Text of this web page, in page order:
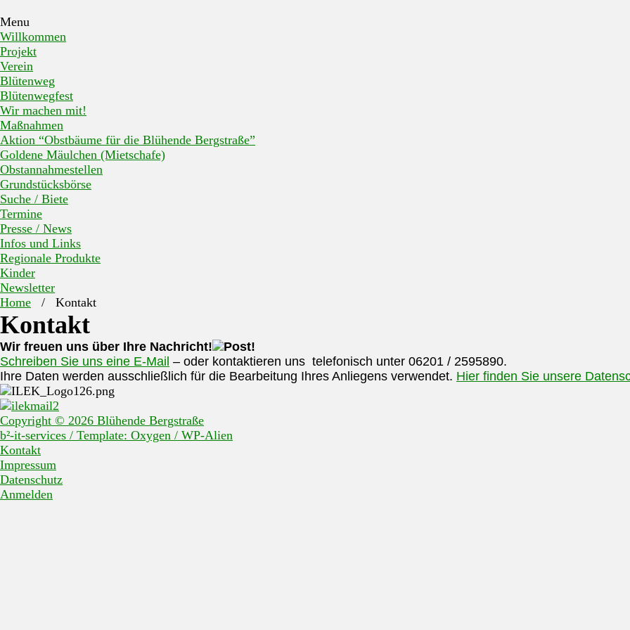
Menu
Willkommen
Projekt
Verein
Blütenweg
Blütenwegfest
Wir machen mit!
Maßnahmen
Aktion “Obstbäume für die Blühende Bergstraße”
Goldene Mäulchen (Mietschafe)
Obstannahmestellen
Grundstücksbörse
Suche / Biete
Termine
Presse / News
Infos und Links
Regionale Produkte
Kinder
Newsletter
Home
/ Kontakt
Kontakt
Wir freuen uns über Ihre Nachricht!
Schreiben Sie uns eine E-Mail – oder kontaktieren uns telefonisch unter 06201 / 2595890.
Ihre Daten werden ausschließlich für die Bearbeitung Ihres Anliegens verwendet. Hier finden Sie unsere
Copyright © 2026 Blühende Bergstraße
b²-it-services / Template: Oxygen / WP-Alien
Kontakt
Impressum
Datenschutz
Anmelden